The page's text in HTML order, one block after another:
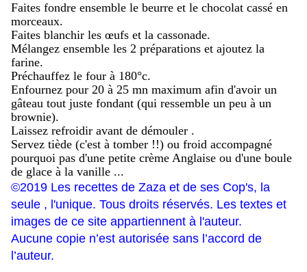
Faites fondre ensemble le beurre et le chocolat cassé en
morceaux.
Faites blanchir les œufs et la cassonade.
Mélangez ensemble les 2 préparations et ajoutez la
farine.
Préchauffez le four à 180°c.
Enfournez pour 20 à 25 mn maximum afin d'avoir un
gâteau tout juste fondant (qui ressemble un peu à un
brownie).
Laissez refroidir avant de démouler .
Servez tiède (c'est à tomber !!) ou froid accompagné
pourquoi pas d'une petite crème Anglaise ou d'une boule
de glace à la vanille ...
©2019 Les recettes de Zaza et de ses Cop's, la
seule , l'unique. Tous droits réservés. Les textes et
images de ce site appartiennent à l'auteur.
Aucune copie n’est autorisée sans l’accord de
l’auteur.